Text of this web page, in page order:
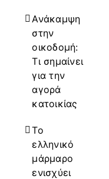
Ανάκαμψη
στην
οικοδομή:
Τι σημαίνει
για την
αγορά
κατοικίας
Το
ελληνικό
μάρμαρο
ενισχύει